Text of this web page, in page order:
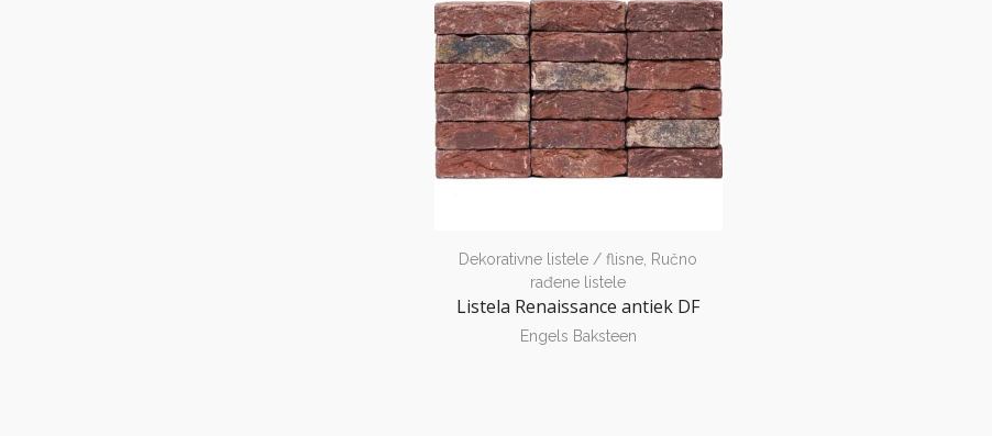
Dekorativne listele / flisne Ručno
rađene listele
Listela Renaissance antiek DF
Engels Baksteen